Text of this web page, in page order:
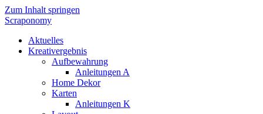
Zum Inhalt springen
Scraponomy
Aktuelles
Kreativergebnis
Aufbewahrung
Anleitungen A
Home Dekor
Karten
Anleitungen K